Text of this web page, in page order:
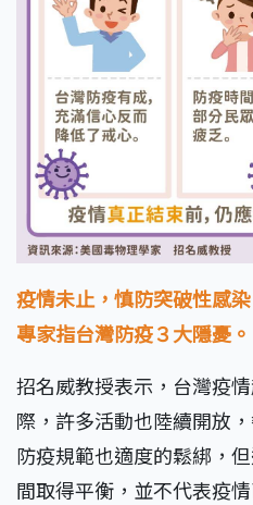
疫情未止，慎防突破性感染
專家指台灣防疫３大隱憂。
招名威教授表示，台灣疫
際，許多活動也陸續開放
防疫規範也適度的鬆綁，
間取得平衡，並不代表疫